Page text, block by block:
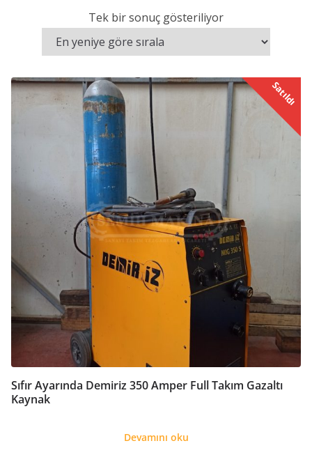
Tek bir sonuç gösteriliyor
Satıldı
Sıfır Ayarında Demiriz 350 Amper Full Takım Gazaltı
Kaynak
Devamını oku